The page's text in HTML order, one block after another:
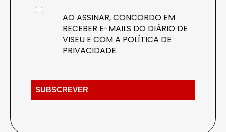
AO ASSINAR, CONCORDO EM
RECEBER E-MAILS DO DIÁRIO DE
VISEU E COM A POLÍTICA DE
PRIVACIDADE.